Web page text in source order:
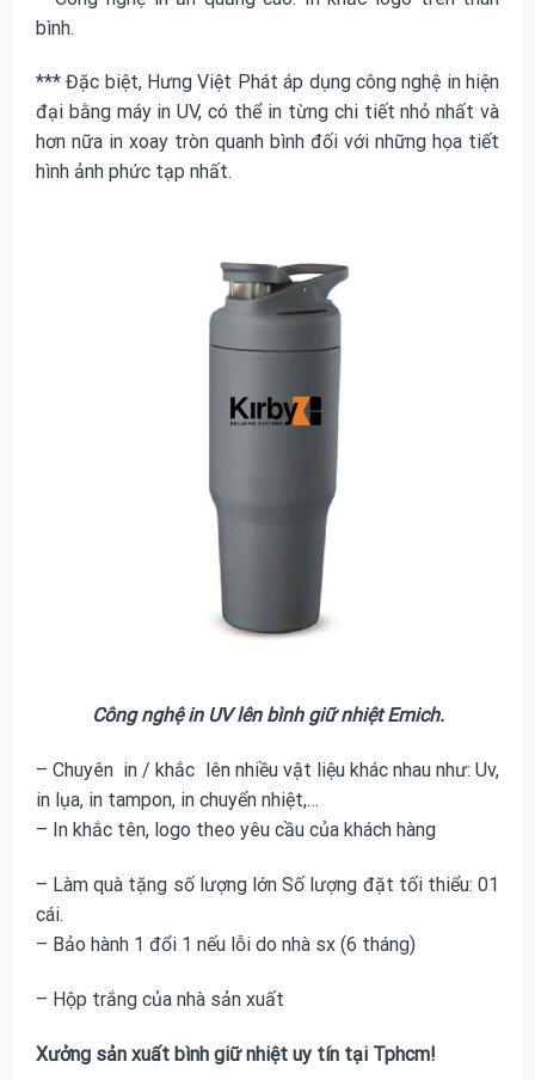
bình.
*** Đặc biệt, Hưng Việt Phát áp dụng công nghệ in hiện
đại bằng máy in UV, có thể in từng chi tiết nhỏ nhất và
hơn nữa in xoay tròn quanh bình đối với những họa tiết
hình ảnh phức tạp nhất.
Công nghệ in UV lên bình giữ nhiệt Emich.
– Chuyên in / khắc lên nhiều vật liệu khác nhau như: Uv,
in lụa, in tampon, in chuyển nhiệt,…
– In khắc tên, logo theo yêu cầu của khách hàng
– Làm quà tặng số lượng lớn Số lượng đặt tối thiểu: 01
cái.
– Bảo hành 1 đổi 1 nếu lỗi do nhà sx (6 tháng)
– Hộp trắng của nhà sản xuất
Xưởng sản xuất bình giữ nhiệt uy tín tại Tphcm!